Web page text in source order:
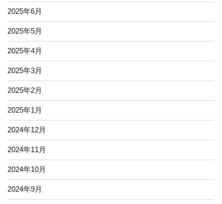
2025年6月
2025年5月
2025年4月
2025年3月
2025年2月
2025年1月
2024年12月
2024年11月
2024年10月
2024年9月